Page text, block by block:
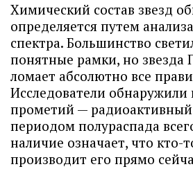
Химический состав звезд
определяется путем
спектра. Большинство
понятные рамки, но звезда
ломает абсолютно все
Исследователи обнаружили
прометий —
периодом полураспада
наличие означает, что кто-
производит его прямо